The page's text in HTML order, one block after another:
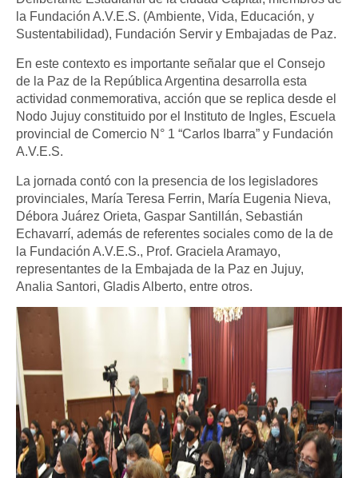
la Fundación A.V.E.S. (Ambiente, Vida, Educación, y
Sustentabilidad), Fundación Servir y Embajadas de Paz.
En este contexto es importante señalar que el Consejo
de la Paz de la República Argentina desarrolla esta
actividad conmemorativa, acción que se replica desde el
Nodo Jujuy constituido por el Instituto de Ingles, Escuela
provincial de Comercio N° 1 “Carlos Ibarra” y Fundación
A.V.E.S.
La jornada contó con la presencia de los legisladores
provinciales, María Teresa Ferrin, María Eugenia Nieva,
Débora Juárez Orieta, Gaspar Santillán, Sebastián
Echavarrí, además de referentes sociales como de la de
la Fundación A.V.E.S., Prof. Graciela Aramayo,
representantes de la Embajada de la Paz en Jujuy,
Analia Santori, Gladis Alberto, entre otros.